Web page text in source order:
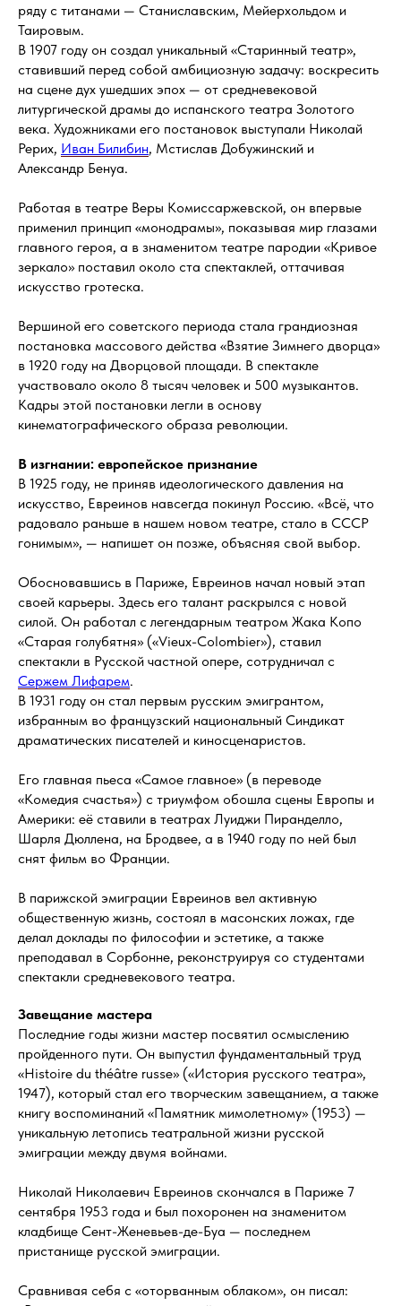
ряду с титанами — Станиславским, Мейерхольдом и
Таировым.
В 1907 году он создал уникальный «Старинный театр»,
ставивший перед собой амбициозную задачу: воскресить
на сцене дух ушедших эпох — от средневековой
литургической драмы до испанского театра Золотого
века. Художниками его постановок выступали Николай
Рерих, Иван Билибин, Мстислав Добужинский и
Александр Бенуа.
Работая в театре Веры Комиссаржевской, он впервые
применил принцип «монодрамы», показывая мир глазами
главного героя, а в знаменитом театре пародии «Кривое
зеркало» поставил около ста спектаклей, оттачивая
искусство гротеска.
Вершиной его советского периода стала грандиозная
постановка массового действа «Взятие Зимнего дворца»
в 1920 году на Дворцовой площади. В спектакле
участвовало около 8 тысяч человек и 500 музыкантов.
Кадры этой постановки легли в основу
кинематографического образа революции.
В изгнании: европейское признание
В 1925 году, не приняв идеологического давления на
искусство, Евреинов навсегда покинул Россию. «Всё, что
радовало раньше в нашем новом театре, стало в СССР
гонимым», — напишет он позже, объясняя свой выбор.
Обосновавшись в Париже, Евреинов начал новый этап
своей карьеры. Здесь его талант раскрылся с новой
силой. Он работал с легендарным театром Жака Копо
«Старая голубятня» («Vieux-Colombier»), ставил
спектакли в Русской частной опере, сотрудничал с
Сержем Лифарем.
В 1931 году он стал первым русским эмигрантом,
избранным во французский национальный Синдикат
драматических писателей и киносценаристов.
Его главная пьеса «Самое главное» (в переводе
«Комедия счастья») с триумфом обошла сцены Европы и
Америки: её ставили в театрах Луиджи Пиранделло,
Шарля Дюллена, на Бродвее, а в 1940 году по ней был
снят фильм во Франции.
В парижской эмиграции Евреинов вел активную
общественную жизнь, состоял в масонских ложах, где
делал доклады по философии и эстетике, а также
преподавал в Сорбонне, реконструируя со студентами
спектакли средневекового театра.
Завещание мастера
Последние годы жизни мастер посвятил осмыслению
пройденного пути. Он выпустил фундаментальный труд
«Histoire du théâtre russe» («История русского театра»,
1947), который стал его творческим завещанием, а также
книгу воспоминаний «Памятник мимолетному» (1953) —
уникальную летопись театральной жизни русской
эмиграции между двумя войнами.
Николай Николаевич Евреинов скончался в Париже 7
сентября 1953 года и был похоронен на знаменитом
кладбище Сент-Женевьев-де-Буа — последнем
пристанище русской эмиграции.
Сравнивая себя с «оторванным облаком», он писал: